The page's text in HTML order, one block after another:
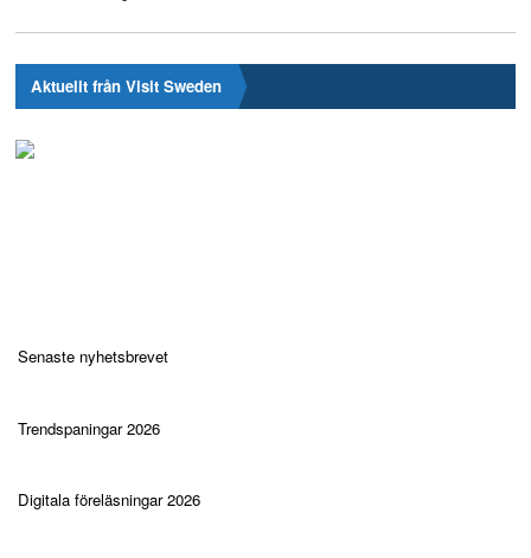
Aktuellt från Visit Sweden
Senaste nyhetsbrevet
Trendspaningar 2026
Digitala föreläsningar 2026